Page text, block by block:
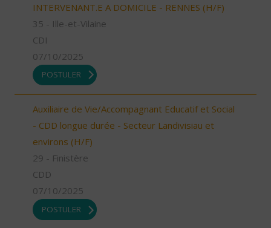
INTERVENANT.E A DOMICILE - RENNES (H/F)
35 - Ille-et-Vilaine
CDI
07/10/2025
POSTULER
Auxiliaire de Vie/Accompagnant Educatif et Social
- CDD longue durée - Secteur Landivisiau et
environs (H/F)
29 - Finistère
CDD
07/10/2025
POSTULER